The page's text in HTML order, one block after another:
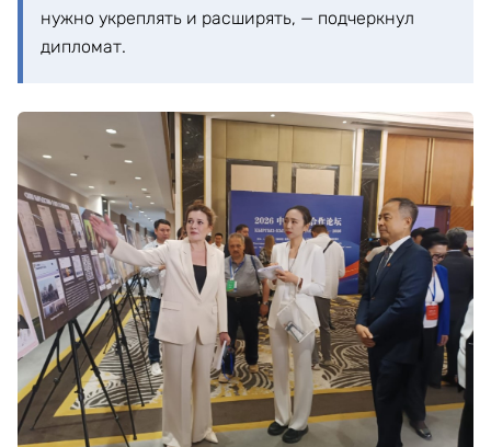
нужно укреплять и расширять, — подчеркнул
дипломат.